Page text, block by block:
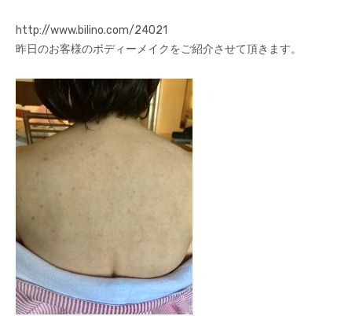
http://www.bilino.com/24021
昨日のお客様のボディーメイクをご紹介させて頂きます。